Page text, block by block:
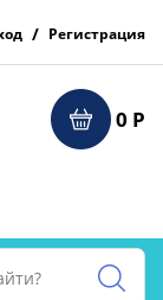
/ Регистрация
0 Р